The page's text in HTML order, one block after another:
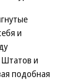
и
и
подобная